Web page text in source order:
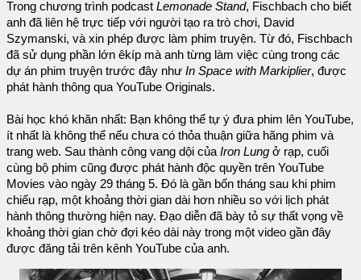
Trong chương trình podcast Lemonade Stand, Fischbach cho biết
anh đã liên hệ trực tiếp với người tạo ra trò chơi, David
Szymanski, và xin phép được làm phim truyện. Từ đó, Fischbach
đã sử dụng phần lớn êkíp mà anh từng làm việc cùng trong các
dự án phim truyện trước đây như In Space with Markiplier, được
phát hành thông qua YouTube Originals.
Bài học khó khăn nhất: Bạn không thể tự ý đưa phim lên YouTube,
ít nhất là không thể nếu chưa có thỏa thuận giữa hãng phim và
trang web. Sau thành công vang dội của Iron Lung ở rạp, cuối
cùng bộ phim cũng được phát hành độc quyền trên YouTube
Movies vào ngày 29 tháng 5. Đó là gần bốn tháng sau khi phim
chiếu rạp, một khoảng thời gian dài hơn nhiều so với lịch phát
hành thông thường hiện nay. Đạo diễn đã bày tỏ sự thất vọng về
khoảng thời gian chờ đợi kéo dài này trong một video gần đây
được đăng tải trên kênh YouTube của anh.